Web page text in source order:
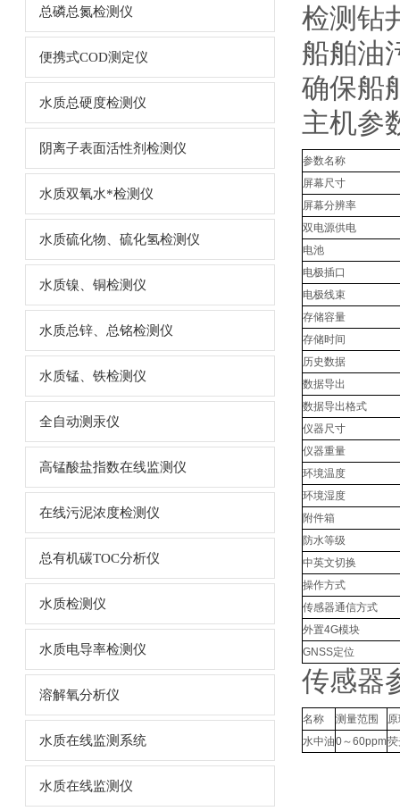
总磷总氮检测仪
便携式COD测定仪
水质总硬度检测仪
阴离子表面活性剂检测仪
水质双氧水*检测仪
水质硫化物、硫化氢检测仪
水质镍、铜检测仪
水质总锌、总铭检测仪
水质锰、铁检测仪
全自动测汞仪
高锰酸盐指数在线监测仪
在线污泥浓度检测仪
总有机碳TOC分析仪
水质检测仪
水质电导率检测仪
溶解氧分析仪
水质在线监测系统
水质在线监测仪
检测钻
船舶油
确保船
主机参
参数名称
屏幕尺寸
屏幕分辨率
双电源供电
电池
电极插口
电极线束
存储容量
存储时间
历史数据
数据导出
数据导出格式
仪器尺寸
仪器重量
环境温度
环境湿度
附件箱
防水等级
中英文切换
操作方式
传感器通信方式
外置4G模块
GNSS定位
传感器
名称 测量范围
水中油0～60ppm荧